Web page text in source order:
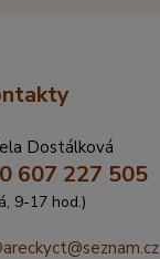
Dostálková
607 227 505
9-17 hod.)